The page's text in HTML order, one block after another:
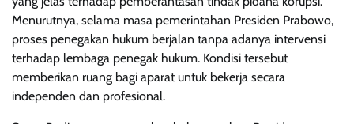
Menurutnya, selama masa pemerintahan Presiden Prabowo,
proses penegakan hukum berjalan tanpa adanya intervensi
terhadap lembaga penegak hukum. Kondisi tersebut
memberikan ruang bagi aparat untuk bekerja secara
independen dan profesional.